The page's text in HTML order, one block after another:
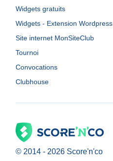
Widgets gratuits
Widgets - Extension Wordpress
Site internet MonSiteClub
Tournoi
Convocations
Clubhouse
© 2014 - 2026 Score'n'co